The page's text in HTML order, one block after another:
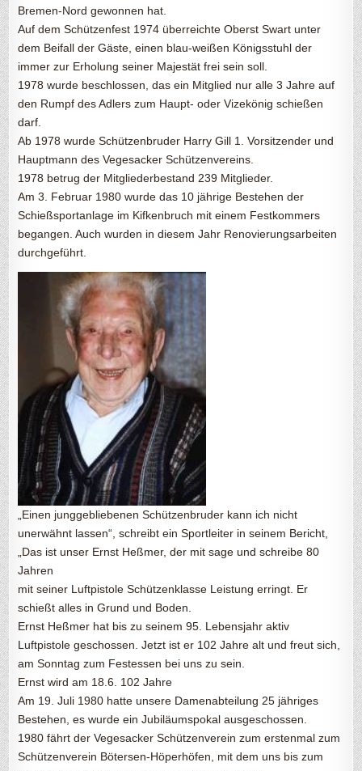
Bremen-Nord gewonnen hat.
Auf dem Schützenfest 1974 überreichte Oberst Swart unter
dem Beifall der Gäste, einen blau-weißen Königsstuhl der
immer zur Erholung seiner Majestät frei sein soll.
1978 wurde beschlossen, das ein Mitglied nur alle 3 Jahre auf
den Rumpf des Adlers zum Haupt- oder Vizekönig schießen
darf.
Ab 1978 wurde Schützenbruder Harry Gill 1. Vorsitzender und
Hauptmann des Vegesacker Schützenvereins.
1978 betrug der Mitgliederbestand 239 Mitglieder.
Am 3. Februar 1980 wurde das 10 jährige Bestehen der
Schießsportanlage im Kifkenbruch mit einem Festkommers
begangen. Auch wurden in diesem Jahr Renovierungsarbeiten
durchgeführt.
„Einen junggebliebenen Schützenbruder kann ich nicht
unerwähnt lassen“, schreibt ein Sportleiter in seinem Bericht,
„Das ist unser Ernst Heßmer, der mit sage und schreibe 80
Jahren
mit seiner Luftpistole Schützenklasse Leistung erringt. Er
schießt alles in Grund und Boden.
Ernst Heßmer hat bis zu seinem 95. Lebensjahr aktiv
Luftpistole geschossen. Jetzt ist er 102 Jahre alt und freut sich,
am Sonntag zum Festessen bei uns zu sein.
Ernst wird am 18.6. 102 Jahre
Am 19. Juli 1980 hatte unsere Damenabteilung 25 jähriges
Bestehen, es wurde ein Jubiläumspokal ausgeschossen.
1980 fährt der Vegesacker Schützenverein zum erstenmal zum
Schützenverein Bötersen-Höperhöfen, mit dem uns bis zum